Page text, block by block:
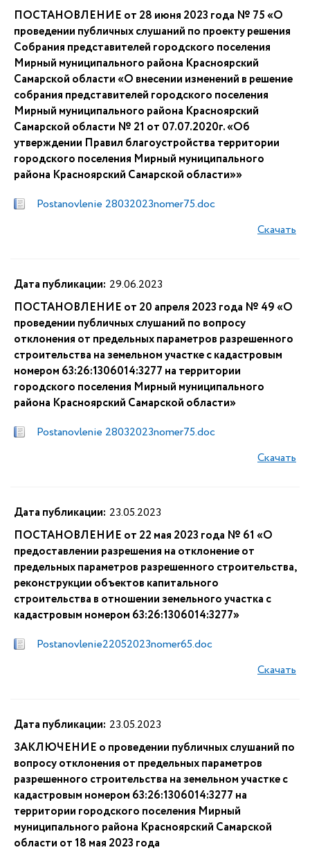
ПОСТАНОВЛЕНИЕ от 28 июня 2023 года № 75 «О
проведении публичных слушаний по проекту решения
Собрания представителей городского поселения
Мирный муниципального района Красноярский
Самарской области «О внесении изменений в решение
собрания представителей городского поселения
Мирный муниципального района Красноярский
Самарской области № 21 от 07.07.2020г. «Об
утверждении Правил благоустройства территории
городского поселения Мирный муниципального
района Красноярский Самарской области»»
Postanovlenie 28032023nomer75.doc
Скачать
Дата публикации: 29.06.2023
ПОСТАНОВЛЕНИЕ от 20 апреля 2023 года № 49 «О
проведении публичных слушаний по вопросу
отклонения от предельных параметров разрешенного
строительства на земельном участке с кадастровым
номером 63:26:1306014:3277 на территории
городского поселения Мирный муниципального
района Красноярский Самарской области»
Postanovlenie 28032023nomer75.doc
Скачать
Дата публикации: 23.05.2023
ПОСТАНОВЛЕНИЕ от 22 мая 2023 года № 61 «О
предоставлении разрешения на отклонение от
предельных параметров разрешенного строительства,
реконструкции объектов капитального
строительства в отношении земельного участка с
кадастровым номером 63:26:1306014:3277»
Postanovlenie22052023nomer65.doc
Скачать
Дата публикации: 23.05.2023
ЗАКЛЮЧЕНИЕ о проведении публичных слушаний по
вопросу отклонения от предельных параметров
разрешенного строительства на земельном участке с
кадастровым номером 63:26:1306014:3277 на
территории городского поселения Мирный
муниципального района Красноярский Самарской
области от 18 мая 2023 года